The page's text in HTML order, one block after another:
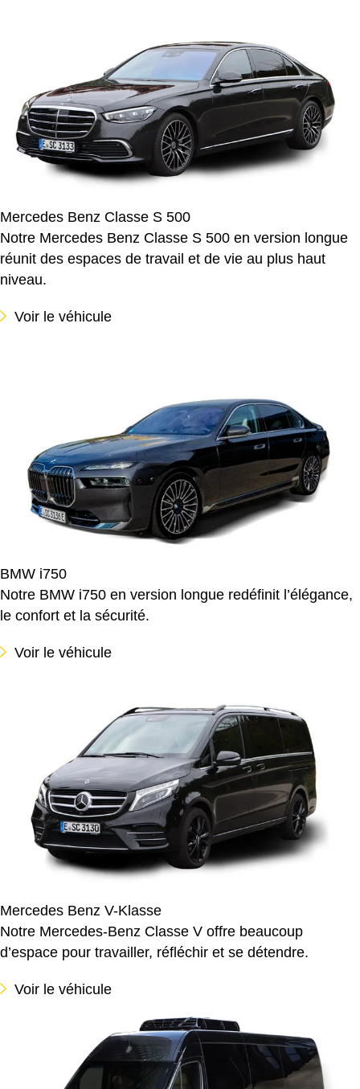
Mercedes Benz Classe S 500
Notre Mercedes Benz Classe S 500 en version longue
réunit des espaces de travail et de vie au plus haut
niveau.
Voir le véhicule
BMW i750
Notre BMW i750 en version longue redéfinit l’élégance,
le confort et la sécurité.
Voir le véhicule
Mercedes Benz V-Klasse
Notre Mercedes-Benz Classe V offre beaucoup
d’espace pour travailler, réfléchir et se détendre.
Voir le véhicule